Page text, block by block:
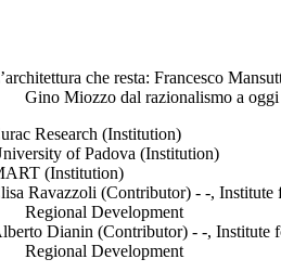
che resta: Francesco
Gino Miozzo dal razionalismo a oggi
Research (Institution)
of Padova (Institution)
(Institution)
Ravazzoli (Contributor) - -, Institute
Regional Development​
Dianin (Contributor) - -, Institute
Regional Development​